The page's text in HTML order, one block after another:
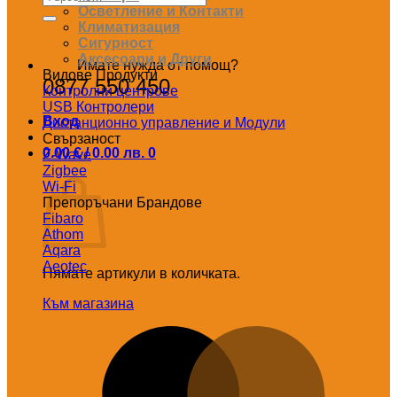
за:
Имате нужда от помощ?
0877 550 450
Вход
0.00€/ 0.00 лв. 0
Количка
Нямате артикули в количката.
Към магазина
Осветление и Контакти
Климатизация
Сигурност
Аксесоари и Други
Видове Продукти
Контролни центрове
USB Контролери
Дистанционно управление и Модули
Свързаност
Z-Wave
Zigbee
Wi-Fi
Препоръчани Брандове
Fibaro
Athom
Aqara
Aeotec